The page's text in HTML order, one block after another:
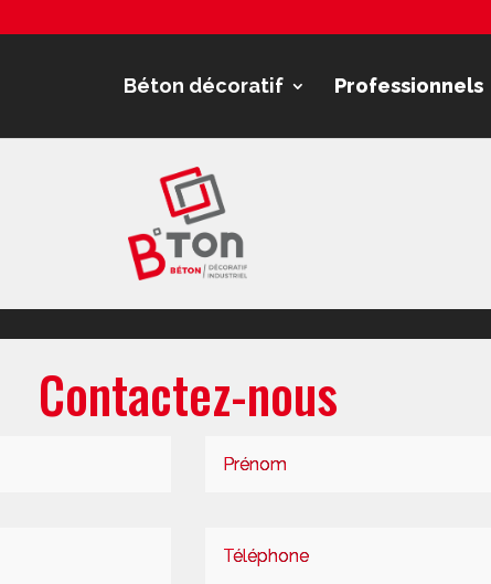
Béton décoratif Professionnels
Contactez-nous